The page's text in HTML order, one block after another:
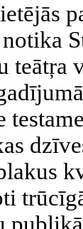
notika
teātŗa